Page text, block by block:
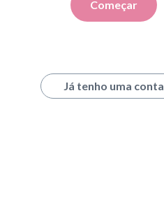
Começar
Já tenho uma conta